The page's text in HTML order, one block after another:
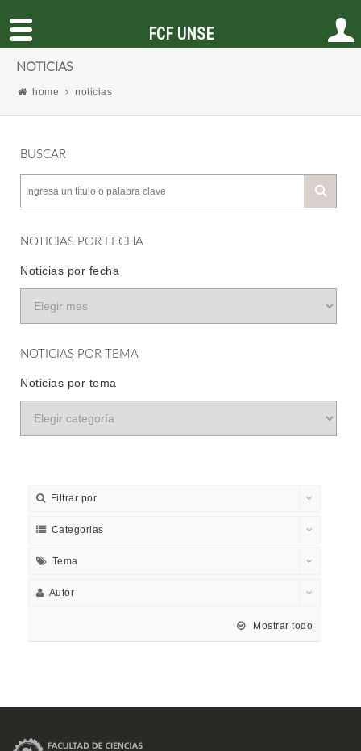
NOTICIAS
home noticias
BUSCAR
NOTICIAS POR FECHA
Noticias por fecha
NOTICIAS POR TEMA
Noticias por tema
Filtrar por
Categorias
Tema
Autor
Mostrar todo
FCF UNSE